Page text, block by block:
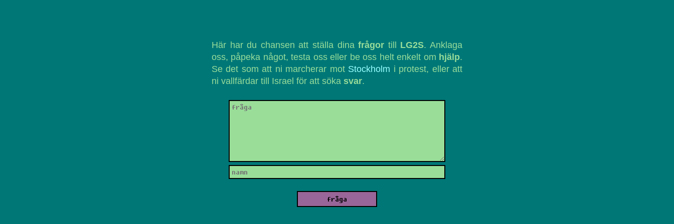
Här har du chansen att ställa dinafrågor till LG2S. Anklaga
oss, påpeka något, testa oss eller be oss helt enkelt om hjälp.
Se det som att ni marcherar mot Stockholm i protest, eller att
ni vallfärdar till Israel för att söka svar.